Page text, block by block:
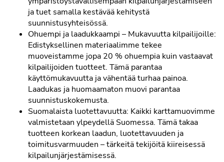
ja tuet samalla kestävää kehitystä
suunnistusyhteisössä.
Ohuempi ja laadukkaampi – Mukavuutta kilpailijoille:
Edistyksellinen materiaalimme tekee
muoveistamme jopa 20 % ohuempia kuin vastaavat
kilpailijoiden tuotteet. Tämä parantaa
käyttömukavuutta ja vähentää turhaa painoa.
Laadukas ja huomaamaton muovi parantaa
suunnistuskokemusta.
Suomalaista luotettavuutta: Kaikki karttamuovimme
valmistetaan ylpeydellä Suomessa. Tämä takaa
tuotteen korkean laadun, luotettavuuden ja
toimitusvarmuuden – tärkeitä tekijöitä kiireisessä
kilpailunjärjestämisessä.